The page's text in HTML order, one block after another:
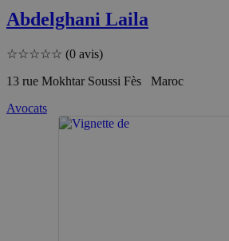
Abdelghani Laila
☆☆☆☆☆ (0 avis)
13 rue Mokhtar Soussi Fès Maroc
Avocats